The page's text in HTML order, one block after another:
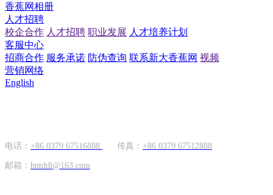
香蕉网相册
人才招聘
校企合作 人才招聘 职业发展 人才培养计划
客服中心
招商合作 服务承诺 防伪查询 联系新大香蕉网 视频
营销网络
English
电话： +86 0379 67516888 传真： +86 0379 67512888
邮箱： hntddl@163.com